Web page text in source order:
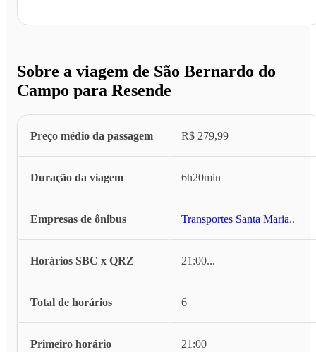
Sobre a viagem de São Bernardo do
Campo para Resende
Preço médio da passagem R$ 279,99
Duração da viagem 6h20min
Empresas de ônibus Transportes Santa Maria...
Horários SBC x QRZ 21:00...
Total de horários 6
Primeiro horário 21:00